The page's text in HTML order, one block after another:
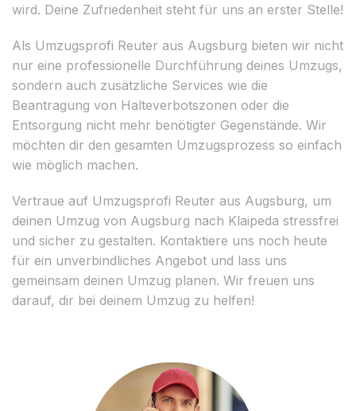
wird. Deine Zufriedenheit steht für uns an erster Stelle!
Als Umzugsprofi Reuter aus Augsburg bieten wir nicht
nur eine professionelle Durchführung deines Umzugs,
sondern auch zusätzliche Services wie die
Beantragung von Halteverbotszonen oder die
Entsorgung nicht mehr benötigter Gegenstände. Wir
möchten dir den gesamten Umzugsprozess so einfach
wie möglich machen.
Vertraue auf Umzugsprofi Reuter aus Augsburg, um
deinen Umzug von Augsburg nach Klaipeda stressfrei
und sicher zu gestalten. Kontaktiere uns noch heute
für ein unverbindliches Angebot und lass uns
gemeinsam deinen Umzug planen. Wir freuen uns
darauf, dir bei deinem Umzug zu helfen!